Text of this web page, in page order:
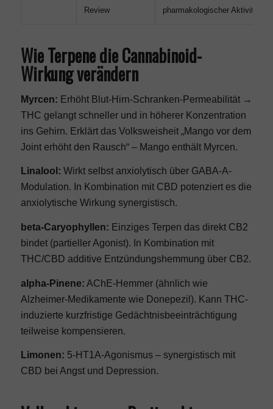
Review
pharmakologischer Aktivität
Wie Terpene die Cannabinoid-
Wirkung verändern
Myrcen: Erhöht Blut-Hirn-Schranken-Permeabilität →
THC gelangt schneller und in höherer Konzentration
ins Gehirn. Erklärt das Volksweisheit „Mango vor dem
Joint erhöht den Rausch“ – Mango enthält Myrcen.
Linalool: Wirkt selbst anxiolytisch über GABA-A-
Modulation. In Kombination mit CBD potenziert es die
anxiolytische Wirkung synergistisch.
beta-Caryophyllen: Einziges Terpen das direkt CB2
bindet (partieller Agonist). In Kombination mit
THC/CBD additive Entzündungshemmung über CB2.
alpha-Pinene: AChE-Hemmer (ähnlich wie
Alzheimer-Medikamente wie Donepezil). Kann THC-
induzierte kurzfristige Gedächtnisbeeinträchtigung
teilweise kompensieren.
Limonen: 5-HT1A-Agonismus – synergistisch mit
CBD bei Angst und Depression.